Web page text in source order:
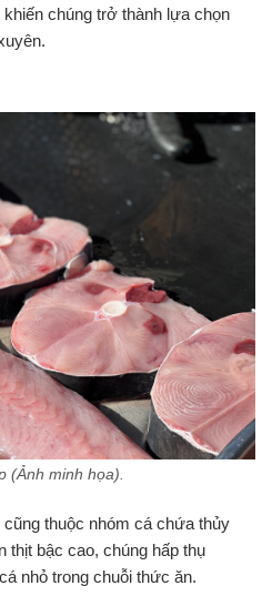
chúng trở thành lựa chọn
(Ảnh minh họa).
thuộc nhóm cá chứa thủy
thịt bậc cao, chúng hấp thụ
nhỏ trong chuỗi thức ăn.